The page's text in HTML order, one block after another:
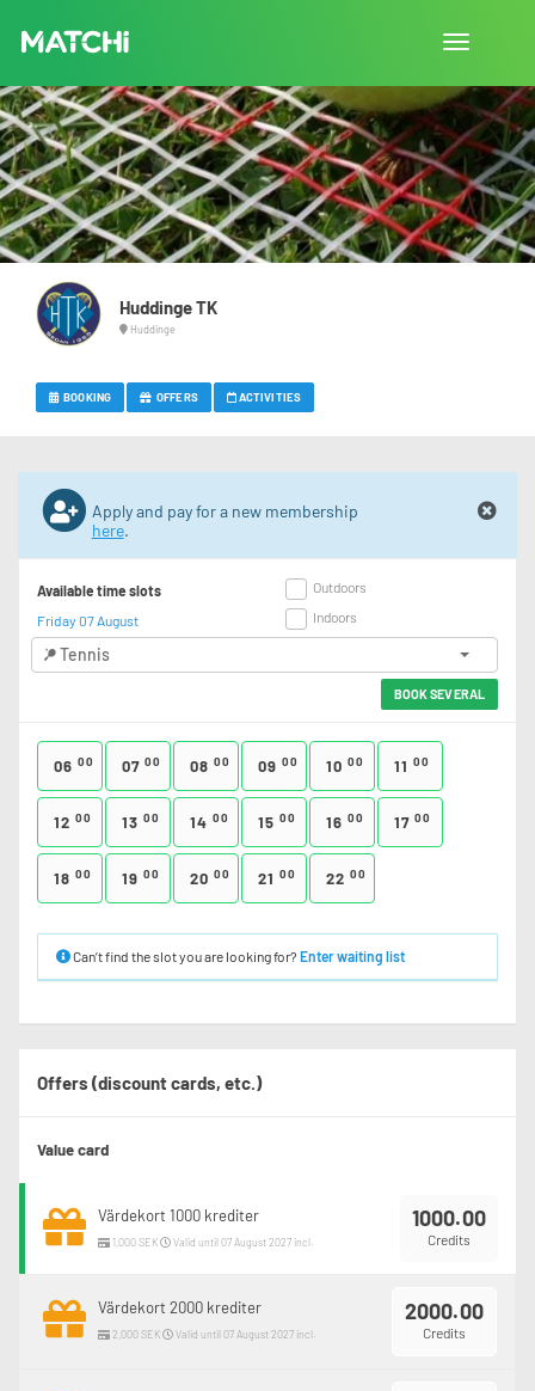
Toggle
Huddinge TK
Huddinge
BOOKING OFFERS ACTIVITIES
Apply and pay for a new membership
here.
Available time slots
Friday 07 August
Outdoors
Indoors
Tennis
BOOK SEVERAL
06 00 07 00 08 00 09 00 10 00 11 00
12 00 13 00 14 00 15 00 16 00 17 00
18 00 19 00 20 00 21 00 22 00
Can’t find the slot you are looking for? Enter waiting list
Offers (discount cards, etc.)
Value card
1000.00
Credits
Värdekort 1000 krediter
1,000 SEK Valid until 07 August 2027 incl.
2000.00
Credits
Värdekort 2000 krediter
2,000 SEK Valid until 07 August 2027 incl.